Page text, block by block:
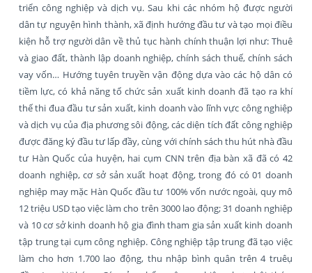
triển công nghiệp và dịch vụ. Sau khi các nhóm hộ được người
dân tự nguyện hình thành, xã định hướng đầu tư và tạo mọi điều
kiện hỗ trợ người dân về thủ tục hành chính thuận lợi như: Thuê
và giao đất, thành lập doanh nghiệp, chính sách thuế, chính sách
vay vốn… Hướng tuyên truyền vận động dựa vào các hộ dân có
tiềm lực, có khả năng tổ chức sản xuất kinh doanh đã tạo ra khí
thế thi đua đầu tư sản xuất, kinh doanh vào lĩnh vực công nghiệp
và dịch vụ của địa phương sôi động, các diện tích đất công nghiệp
được đăng ký đầu tư lấp đầy, cùng với chính sách thu hút nhà đầu
tư Hàn Quốc của huyện, hai cụm CNN trên địa bàn xã đã có 42
doanh nghiệp, cơ sở sản xuất hoạt động, trong đó có 01 doanh
nghiệp may mặc Hàn Quốc đầu tư 100% vốn nước ngoài, quy mô
12 triệu USD tạo việc làm cho trên 3000 lao động; 31 doanh nghiệp
và 10 cơ sở kinh doanh hộ gia đình tham gia sản xuất kinh doanh
tập trung tại cụm công nghiệp. Công nghiệp tập trung đã tạo việc
làm cho hơn 1.700 lao động, thu nhập bình quân trên 4 truêụ